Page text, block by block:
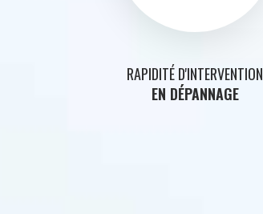
RAPIDITÉ D'INTERVENTION
EN DÉPANNAGE